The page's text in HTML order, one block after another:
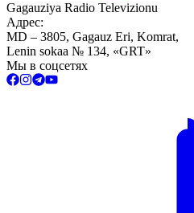
Gagauziya Radio Televizionu
Адрес:
MD – 3805, Gagauz Eri, Komrat,
Lenin sokaa № 134, «GRT»
Мы в соцсетях